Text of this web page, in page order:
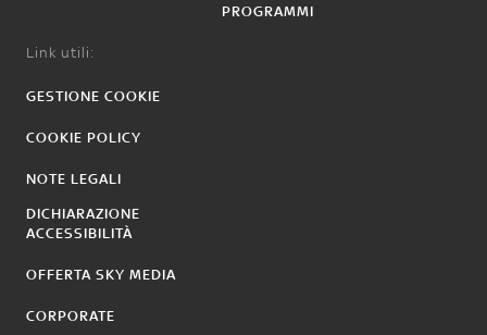
PROGRAMMI
Link utili:
GESTIONE COOKIE
COOKIE POLICY
NOTE LEGALI
DICHIARAZIONE
ACCESSIBILITÀ
OFFERTA SKY MEDIA
CORPORATE